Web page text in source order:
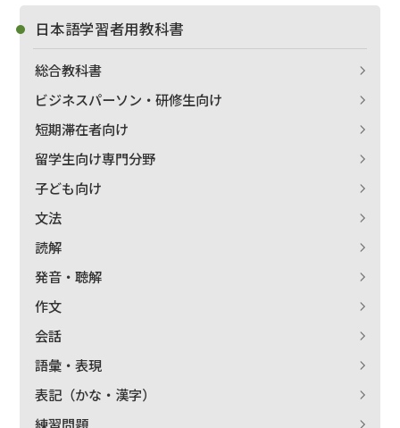
日本語学習者用教科書
総合教科書
ビジネスパーソン・研修生向け
短期滞在者向け
留学生向け専門分野
子ども向け
文法
読解
発音・聴解
作文
会話
語彙・表現
表記（かな・漢字）
練習問題